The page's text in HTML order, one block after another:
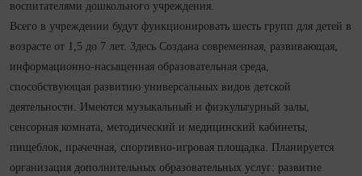
воспитателями дошкольного учреждения.
Всего в учреждении будут функционировать шесть групп для детей в
возрасте от 1,5 до 7 лет. Здесь Создана современная, развивающая,
информационно-насыщенная образовательная среда,
способствующая развитию универсальных видов детской
деятельности. Имеются музыкальный и физкультурный залы,
сенсорная комната, методический и медицинский кабинеты,
пищеблок, прачечная, спортивно-игровая площадка. Планируется
организация дополнительных образовательных услуг: развитие